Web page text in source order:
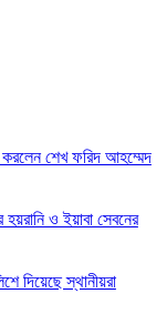
করলেন শেখ ফরিদ আহম্মেদ
ও ইয়াবা সেবনের
দিয়েছে স্থানীয়রা